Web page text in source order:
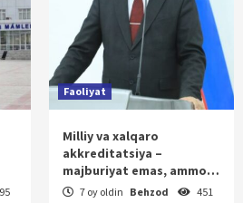
Faoliyat
Milliy va xalqaro
akkreditatsiya –
majburiyat emas, ammo…
7 oy oldin Behzod 451